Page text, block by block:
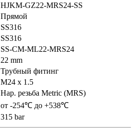
HJKM-GZ22-MRS24-SS
Прямой
SS316
SS316
SS-CM-ML22-MRS24
22 mm
Трубный фитинг
M24 x 1.5
Нар. резьба Metric (MRS)
от -254℃ до +538℃
315 bar